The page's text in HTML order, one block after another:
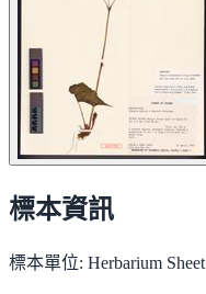
標本資訊
標本單位: Herbarium Sheet